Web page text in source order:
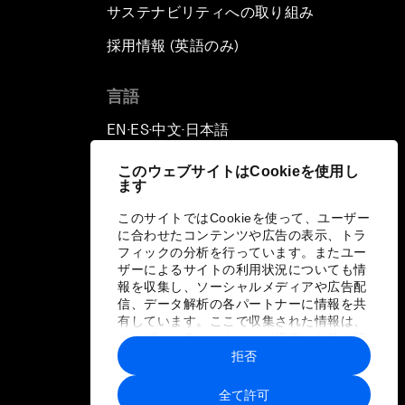
このウェブサイトはCookieを使用し
ます
このサイトではCookieを使って、ユーザー
に合わせたコンテンツや広告の表示、トラ
フィックの分析を行っています。またユー
ザーによるサイトの利用状況についても情
報を収集し、ソーシャルメディアや広告配
信、データ解析の各パートナーに情報を共
有しています。ここで収集された情報は、
ユーザーが各パートナーに提供した他の情
報や各パートナーのサービスを使用した際
に収集された情報と組み合わされ、各パー
トナーによって使用されることがありま
全て許可
拒否
サステナビリティへの取り組み
採用情報 (英語のみ)
言語
EN ▪ ES▪中文▪ 日本語